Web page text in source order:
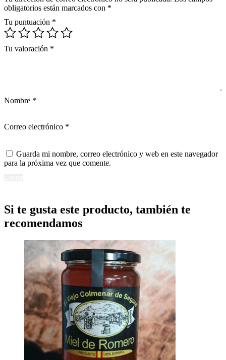
obligatorios están marcados con *
Tu puntuación *
Tu valoración *
Nombre *
Correo electrónico *
Guarda mi nombre, correo electrónico y web en este navegador
para la próxima vez que comente.
Si te gusta este producto, también te
recomendamos